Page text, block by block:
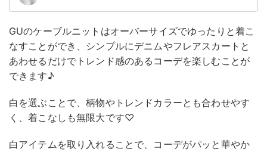
GUのケーブルニットはオーバーサイズでゆったりと着こ
なすことができ、シンプルにデニムやフレアスカートと
あわせるだけでトレンド感のあるコーデを楽しむことが
できます♪
白を選ぶことで、柄物やトレンドカラーとも合わせやす
く、着こなしも無限大です♡
白アイテムを取り入れることで、コーデがパッと華やか